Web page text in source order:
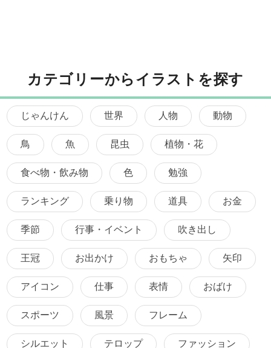
カテゴリーからイラストを探す
じゃんけん 世界 人物 動物
鳥 魚 昆虫 植物・花
食べ物・飲み物 色 勉強
ランキング 乗り物 道具 お金
季節 行事・イベント 吹き出し
王冠 お出かけ おもちゃ 矢印
アイコン 仕事 表情 おばけ
スポーツ 風景 フレーム
シルエット テロップ ファッション